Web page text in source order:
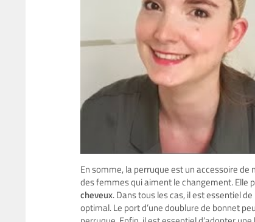
En somme, la perruque est un accessoire
des femmes qui aiment le changement. Elle
cheveux. Dans tous les cas, il est essentiel
optimal. Le port d’une doublure de bonnet